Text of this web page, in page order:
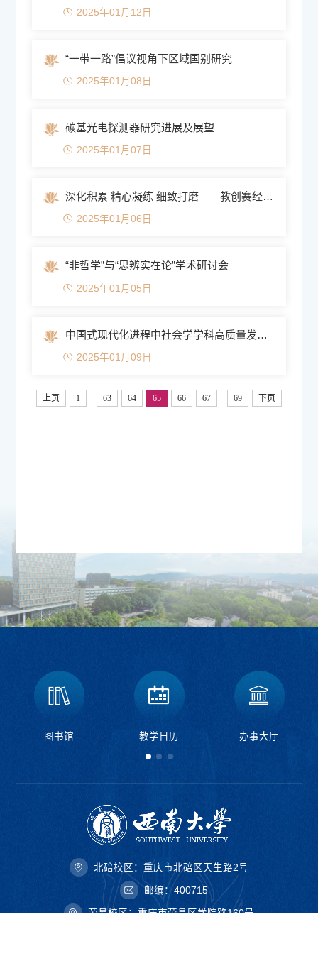
2025年01月12日
“一带一路”倡议视角下区域国别研究
2025年01月08日
碳基光电探测器研究进展及展望
2025年01月07日
深化积累 精心凝练 细致打磨——教创赛经验交流与分享
2025年01月06日
“非哲学”与“思辨实在论”学术研讨会
2025年01月05日
中国式现代化进程中社会学学科高质量发展论坛暨西南大学社会...
2025年01月09日
上页 1 ... 63 64 65 66 67 ... 69 下页
图书馆 教学日历 办事大厅
北碚校区：重庆市北碚区天生路2号
邮编：400715
荣昌校区：重庆市荣昌区学院路160号